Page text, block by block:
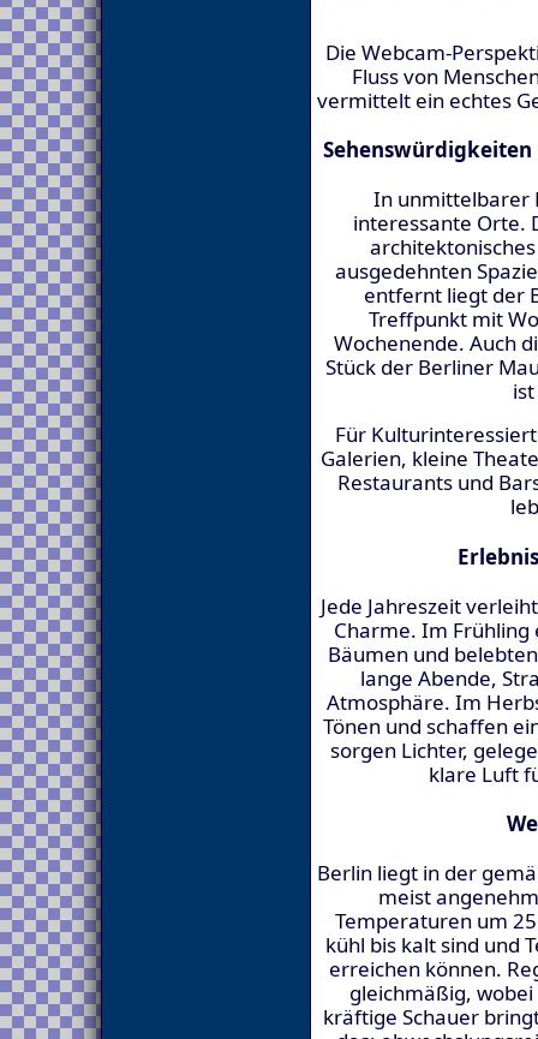
Die Webcam-
Fluss von
vermittelt ein echtes
In unmittelbarer
interessante Orte.
ausgedehnten
entfernt liegt der
Treffpunkt mit
Wochenende. Auch
Stück der Berliner
Für
Galerien, kleine
Restaurants und
Jede Jahreszeit
Charme. Im
Bäumen und
lange Abende,
Atmosphäre. Im
Tönen und schaffen
sorgen Lichter,
klare Luft
Berlin liegt in der
meist
Temperaturen um
kühl bis kalt sind und
erreichen können.
gleichmäßig,
kräftige Schauer